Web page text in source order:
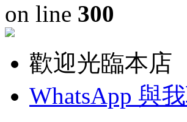
on line 300
歡迎光臨本
WhatsApp 與